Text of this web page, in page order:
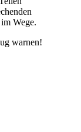
Wege.
warnen!